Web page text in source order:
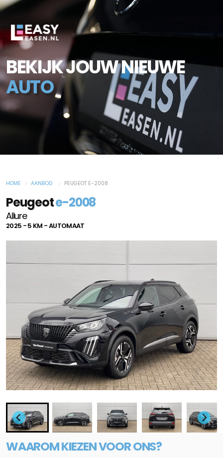
BEKIJK JOUW NIEUWE
AUTO
HOME AANBOD PEUGEOT E-2008
Peugeote-2008
Allure
2025 - 5 KM - AUTOMAAT
WAAROM KIEZEN VOOR ONS?